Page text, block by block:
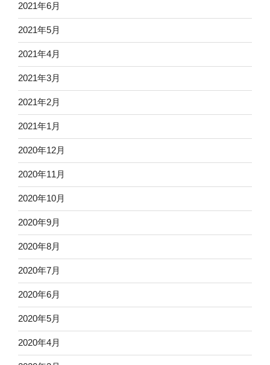
2021年6月
2021年5月
2021年4月
2021年3月
2021年2月
2021年1月
2020年12月
2020年11月
2020年10月
2020年9月
2020年8月
2020年7月
2020年6月
2020年5月
2020年4月